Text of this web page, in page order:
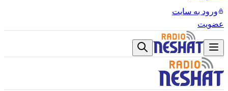
ورود به سایت
عضویت